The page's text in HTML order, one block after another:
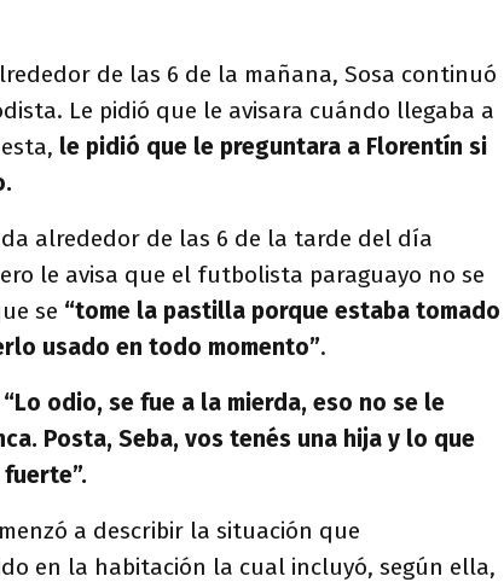
de las 6 de la mañana, Sosa continuó
Le pidió que le avisara cuándo llegaba a
le pidió que le preguntara a Florentín si
da alrededor de las 6 de la tarde del día
le avisa que el futbolista paraguayo no se
se “tome la pastilla porque estaba tomado
usado en todo momento”.
“Lo odio, se fue a la mierda, eso no se le
Posta, Seba, vos tenés una hija y lo que
a describir la situación que
en la habitación la cual incluyó, según ella,